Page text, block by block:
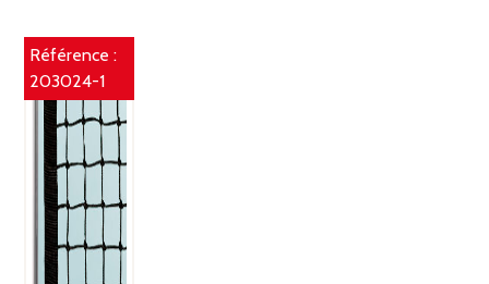
Référence :
203024-1